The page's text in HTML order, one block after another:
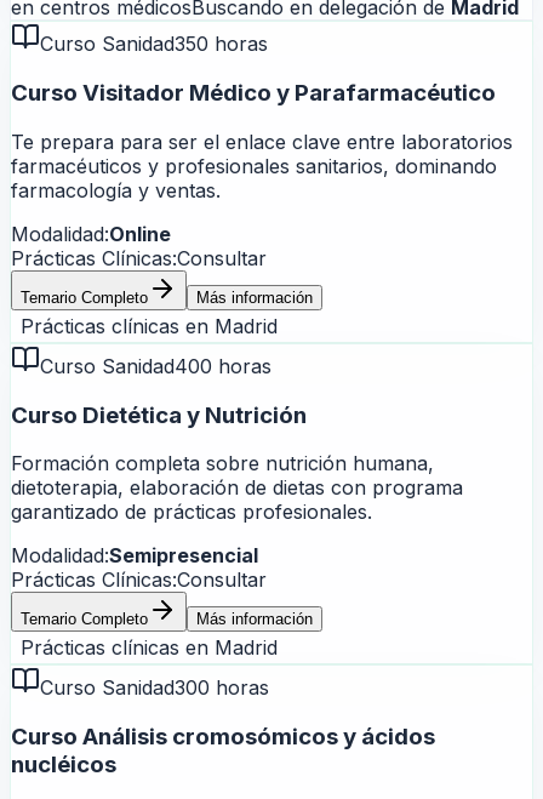
en centros médicos Buscando en delegación de Madrid
Curso Sanidad350 horas
Curso Visitador Médico y Parafarmacéutico
Te prepara para ser el enlace clave entre laboratorios
farmacéuticos y profesionales sanitarios, dominando
farmacología y ventas.
Modalidad:Online
Prácticas Clínicas:Consultar
Temario Completo Más información
Prácticas clínicas en Madrid
Curso Sanidad400 horas
Curso Dietética y Nutrición
Formación completa sobre nutrición humana,
dietoterapia, elaboración de dietas con programa
garantizado de prácticas profesionales.
Modalidad:Semipresencial
Prácticas Clínicas:Consultar
Temario Completo Más información
Prácticas clínicas en Madrid
Curso Sanidad300 horas
Curso Análisis cromosómicos y ácidos
nucléicos